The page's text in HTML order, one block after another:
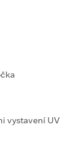
vystavení UV